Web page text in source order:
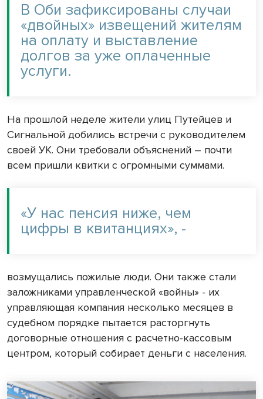
В Оби зафиксированы случаи
«двойных» извещений жителям
на оплату и выставление
долгов за уже оплаченные
услуги.
На прошлой неделе жители улиц Путейцев и
Сигнальной добились встречи с руководителем
своей УК. Они требовали объяснений – почти
всем пришли квитки с огромными суммами.
«У нас пенсия ниже, чем
цифры в квитанциях», -
возмущались пожилые люди. Они также стали
заложниками управленческой «войны» - их
управляющая компания несколько месяцев в
судебном порядке пытается расторгнуть
договорные отношения с расчетно-кассовым
центром, который собирает деньги с населения.